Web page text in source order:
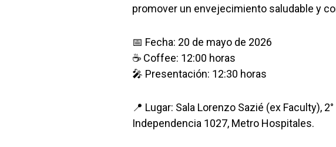
promover un envejecimiento saludable y
📅 Fecha: 20 de mayo de 2026
☕ Coffee: 12:00 horas
🎤 Presentación: 12:30 horas
📍 Lugar: Sala Lorenzo Sazié (ex Faculty),
Independencia 1027, Metro Hospitales.